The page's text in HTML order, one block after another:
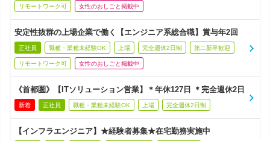
リモートワーク可 女性のおしごと掲載中
安定性抜群の上場企業で働く【エンジニア系総合職】賞与年2回
正社員 職種・業種未経験OK 上場 完全週休2日制 第二新卒歓迎
リモートワーク可 女性のおしごと掲載中
《首都圏》【ITソリューション営業】＊年休127日 ＊完全週休2日
新着 正社員 職種・業種未経験OK 上場 完全週休2日制
【インフラエンジニア】★経験者募集★在宅勤務実施中